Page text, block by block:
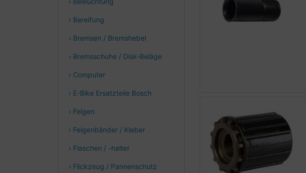
› Bereifung
› Bremsen / Bremshebel
› Bremsschuhe / Disk-Beläge
› Computer
› E-Bike Ersatzteile Bosch
› Felgen
› Felgenbänder / Kleber
› Flaschen / -halter
› Flickzeug / Pannenschutz